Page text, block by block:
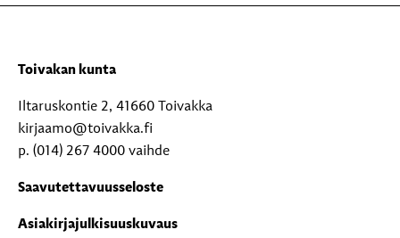
Toivakan kunta
Iltaruskontie 2, 41660 Toivakka
kirjaamo@toivakka.fi
p. (014) 267 4000 vaihde
Saavutettavuusseloste
Asiakirjajulkisuuskuvaus